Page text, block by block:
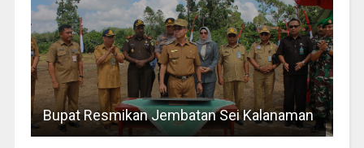
Bupat Resmikan Jembatan Sei Kalanaman